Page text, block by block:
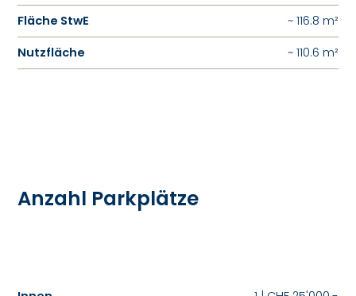
Fläche StwE
~ 116.8 m²
Nutzfläche
~ 110.6 m²
Anzahl Parkplätze